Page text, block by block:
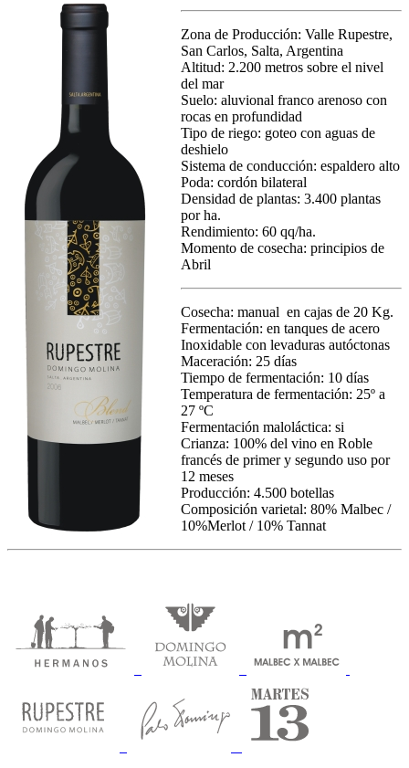
Zona de Producción: Valle Rupestre,
San Carlos, Salta, Argentina
Altitud: 2.200 metros sobre el nivel
del mar
Suelo: aluvional franco arenoso con
rocas en profundidad
Tipo de riego: goteo con aguas de
deshielo
Sistema de conducción: espaldero alto
Poda: cordón bilateral
Densidad de plantas: 3.400 plantas
por ha.
Rendimiento: 60 qq/ha.
Momento de cosecha: principios de
Abril
Cosecha: manual en cajas de 20 Kg.
Fermentación: en tanques de acero
Inoxidable con levaduras autóctonas
Maceración: 25 días
Tiempo de fermentación: 10 días
Temperatura de fermentación: 25º a
27 ºC
Fermentación maloláctica: si
Crianza: 100% del vino en Roble
francés de primer y segundo uso por
12 meses
Producción: 4.500 botellas
Composición varietal: 80% Malbec /
10%Merlot / 10% Tannat